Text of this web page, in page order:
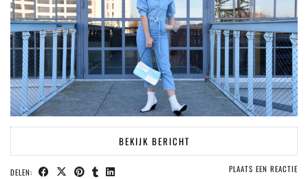
BEKIJK BERICHT
DELEN: PLAATS EEN REACTIE